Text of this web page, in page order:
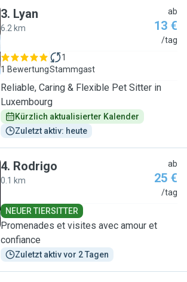
3. Lyan
6.2 km
ab
13 €
/tag
1 Bewertung
1
Stammgast
Reliable, Caring & Flexible Pet Sitter in
Luxembourg
Kürzlich aktualisierter Kalender
Zuletzt aktiv: heute
4. Rodrigo
0.1 km
ab
25 €
/tag
NEUER TIERSITTER
Promenades et visites avec amour et
confiance
Zuletzt aktiv vor 2 Tagen